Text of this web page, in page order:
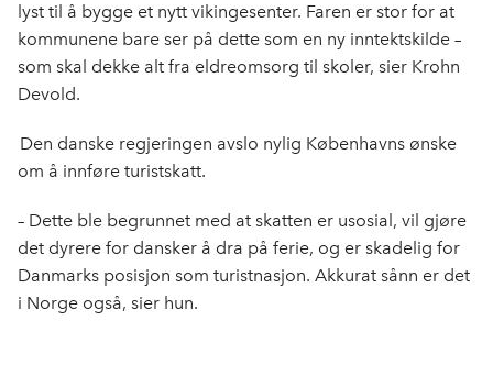
lyst til å bygge et nytt vikingesenter. Faren er stor for at
kommunene bare ser på dette som en ny inntektskilde –
som skal dekke alt fra eldreomsorg til skoler, sier Krohn
Devold.
Den danske regjeringen avslo nylig Københavns ønske
om å innføre turistskatt.
– Dette ble begrunnet med at skatten er usosial, vil gjøre
det dyrere for dansker å dra på ferie, og er skadelig for
Danmarks posisjon som turistnasjon. Akkurat sånn er det
i Norge også, sier hun.